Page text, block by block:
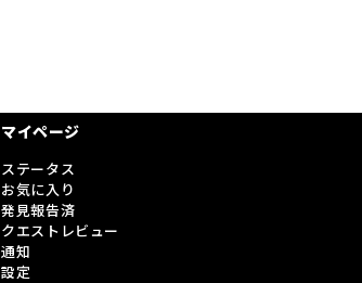
マイページ
ステータス
お気に入り
発見報告済
クエストレビュー
通知
設定